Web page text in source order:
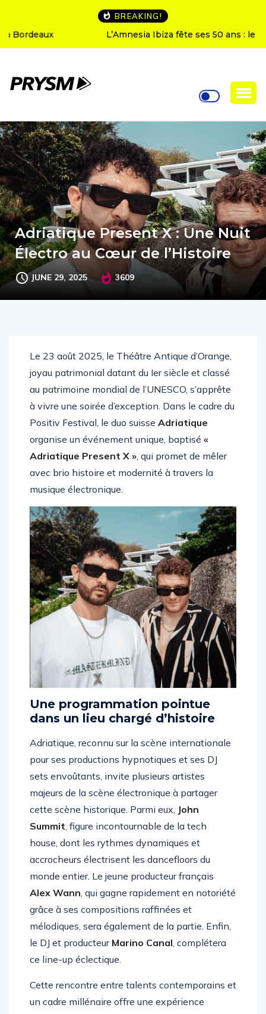
BREAKING!
L’Amnesia Ibiza fête ses 50 ans : le programme des
soirées d’ouverture
Adriatique Present X : Une Nuit
Électro au Cœur de l’Histoire
JUNE 29, 2025 3609
Le 23 août 2025, le Théâtre Antique d’Orange,
joyau patrimonial datant du Ier siècle et classé
au patrimoine mondial de l’UNESCO, s’apprête
à vivre une soirée d’exception. Dans le cadre du
Positiv Festival, le duo suisseAdriatique
organise un événement unique, baptisé«
Adriatique Present X », qui promet de mêler
avec brio histoire et modernité à travers la
Une programmation pointue
Adriatique, reconnu sur la scène internationale
pour ses productions hypnotiques et ses DJ
sets envoûtants, invite plusieurs artistes
majeurs de la scène électronique à partager
cette scène historique. Parmi eux, John
Summit, figure incontournable de la tech
house, dont les rythmes dynamiques et
accrocheurs électrisent les dancefloors du
monde entier. Le jeune producteur français
Alex Wann , qui gagne rapidement en notoriété
grâce à ses compositions raffinées et
mélodiques, sera également de la partie. Enfin,
le DJ et producteurMarino Canal
Cette rencontre entre talents contemporains et